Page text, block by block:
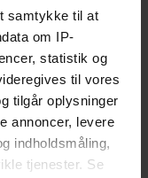
samtykke til at
om IP-
statistik og
til vores
tilgår oplysninger
annoncer, levere
indholdsmåling,
tjenester. Se
9,67 out of 10
8,59 out of 10
9,32 out of 10